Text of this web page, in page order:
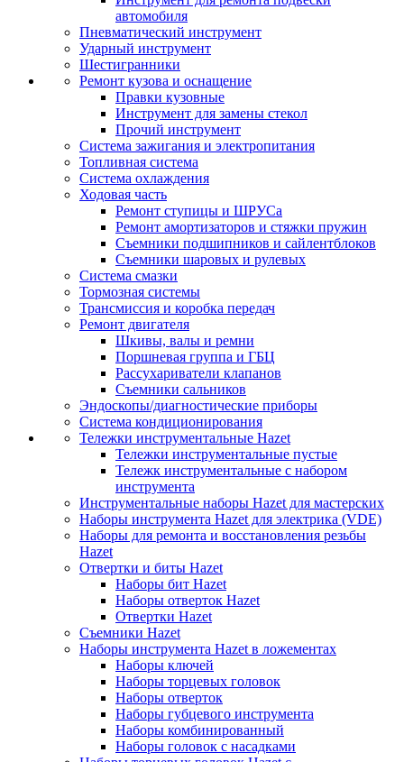
автомобиля
Пневматический инструмент
Ударный инструмент
Шестигранники
Ремонт кузова и оснащение
Правки кузовные
Инструмент для замены стекол
Прочий инструмент
Система зажигания и электропитания
Топливная система
Система охлаждения
Ходовая часть
Ремонт ступицы и ШРУСа
Ремонт амортизаторов и стяжки пружин
Съемники подшипников и сайлентблоков
Съемники шаровых и рулевых
Система смазки
Тормозная системы
Трансмиссия и коробка передач
Ремонт двигателя
Шкивы, валы и ремни
Поршневая группа и ГБЦ
Рассухариватели клапанов
Съемники сальников
Эндоскопы/диагностические приборы
Система кондиционирования
Тележки инструментальные Hazet
Тележки инструментальные пустые
Тележк инструментальные с набором
инструмента
Инструментальные наборы Hazet для мастерских
Наборы инструмента Hazet для электрика (VDE)
Наборы для ремонта и восстановления резьбы
Hazet
Отвертки и биты Hazet
Наборы бит Hazet
Наборы отверток Hazet
Отвертки Hazet
Съемники Hazet
Наборы инструмента Hazet в ложементах
Наборы ключей
Наборы торцевых головок
Наборы отверток
Наборы губцевого инструмента
Наборы комбинированный
Наборы головок с насадками